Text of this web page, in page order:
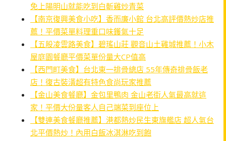
免上陽明山就能吃到白斬雞炒青菜
【南京復興美食小吃】香而廉小館 台北高評價熱炒店推
薦！平價菜單料理重口味鑊氣十足
【五股凌雲路美食】碧瑤山莊 觀音山土雞城推薦！小木
屋庭園餐廳平價菜單份量大CP值高
【西門町美食】台北東一排骨總店 55年傳奇排骨飯老
店！復古裝潢超有特色食尚玩家推薦
【金山美食餐廳】金包里鴨肉 金山老街人氣最高就這
家！平價大份量客人自己端菜到座位上
【雙連美食餐廳推薦】港都熱炒民生東旗艦店 超人氣台
北平價熱炒！內用白飯冰淇淋吃到飽